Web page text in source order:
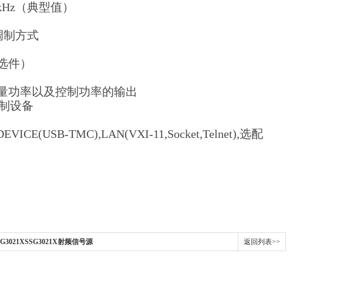
（典型值）
制方式
）
功率以及控制功率的输出
设备
TMC),LAN(VXI-11,Socket,Telnet),选配
射频信号源 返回列表>>